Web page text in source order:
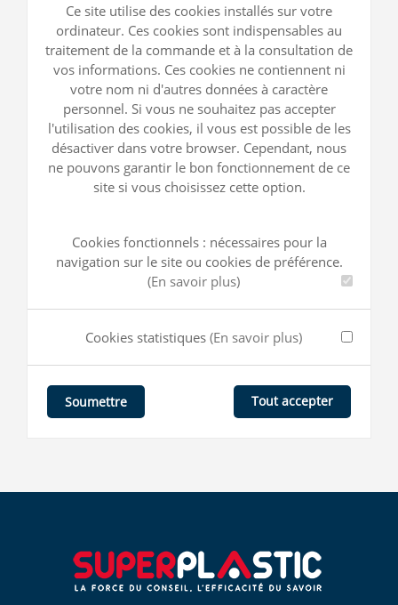
Ce site utilise des cookies installés sur votre
ordinateur. Ces cookies sont indispensables au
traitement de la commande et à la consultation de
vos informations. Ces cookies ne contiennent ni
votre nom ni d'autres données à caractère
personnel. Si vous ne souhaitez pas accepter
l'utilisation des cookies, il vous est possible de les
désactiver dans votre browser. Cependant, nous
ne pouvons garantir le bon fonctionnement de ce
site si vous choisissez cette option.
Cookies fonctionnels : nécessaires pour la
navigation sur le site ou cookies de préférence.
(En savoir plus)
Cookies statistiques (En savoir plus)
Soumettre Tout accepter